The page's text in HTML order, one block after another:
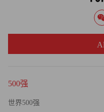
500强
世界500强